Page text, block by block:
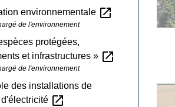
environnementale open_in_new
de l'environnement
protégées,
et infrastructures » open_in_new
de l'environnement
des installations de
open_in_new